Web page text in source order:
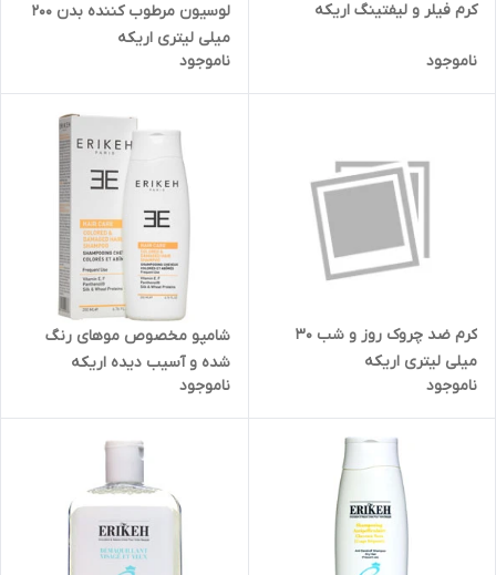
کرم فیلر و لیفتینگ اریکه
ناموجود
لوسیون مرطوب کننده بدن 200
میلی لیتری اریکه
ناموجود
کرم ضد چروک روز و شب 30
میلی لیتری اریکه
ناموجود
شامپو مخصوص موهای رنگ
شده و آسیب دیده اریکه
ناموجود